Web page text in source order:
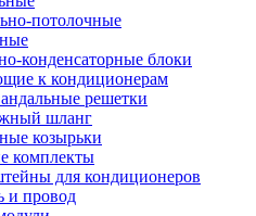
потолочные
конденсаторные блоки
к кондиционерам
решетки
шланг
козырьки
комплекты
для кондиционеров
и провод